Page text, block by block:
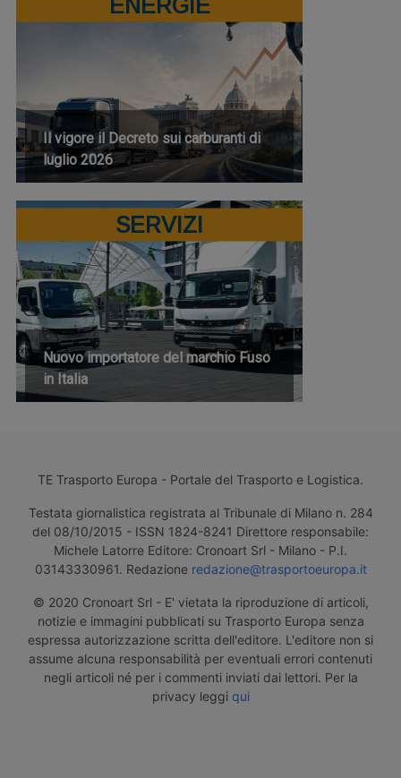
ENERGIE
Il vigore il Decreto sui carburanti di
luglio 2026
SERVIZI
Nuovo importatore del marchio Fuso
in Italia
TE Trasporto Europa - Portale del Trasporto e Logistica.
Testata giornalistica registrata al Tribunale di Milano n. 284
del 08/10/2015 - ISSN 1824-8241 Direttore responsabile:
Michele Latorre Editore: Cronoart Srl - Milano - P.I.
03143330961. Redazione redazione@trasportoeuropa.it
© 2020 Cronoart Srl - E' vietata la riproduzione di articoli,
notizie e immagini pubblicati su Trasporto Europa senza
espressa autorizzazione scritta dell'editore. L'editore non si
assume alcuna responsabilità per eventuali errori contenuti
negli articoli né per i commenti inviati dai lettori. Per la
privacy leggi qui